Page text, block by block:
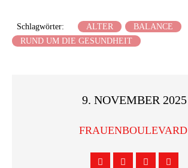
Schlagwörter: ALTER
BALANCE
RUND UM DIE GESUNDHEIT
9. NOVEMBER 2025
FRAUENBOULEVARD